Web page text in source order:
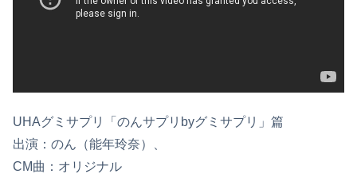
UHAグミサプリ「のんサプリbyグミサプリ」篇
出演：のん（能年玲奈）、
CM曲：オリジナル